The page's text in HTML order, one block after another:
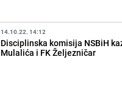
14.10.22. 14:12
Disciplinska komisija NSBiH
Mulalića i FK Željezničar